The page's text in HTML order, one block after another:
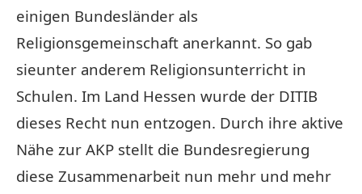
einigen Bundesländer als
Religionsgemeinschaft anerkannt. So gab
sieunter anderem Religionsunterricht in
Schulen. Im Land Hessen wurde der DITIB
dieses Recht nun entzogen. Durch ihre aktive
Nähe zur AKP stellt die Bundesregierung
diese Zusammenarbeit nun mehr und mehr